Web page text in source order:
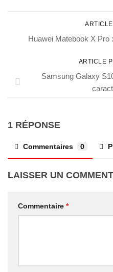
Huawei Matebook X Pro
ARTICLE
Samsung Galaxy
1 RÉPONSE
Commentaires 0
LAISSER UN
Commentaire *